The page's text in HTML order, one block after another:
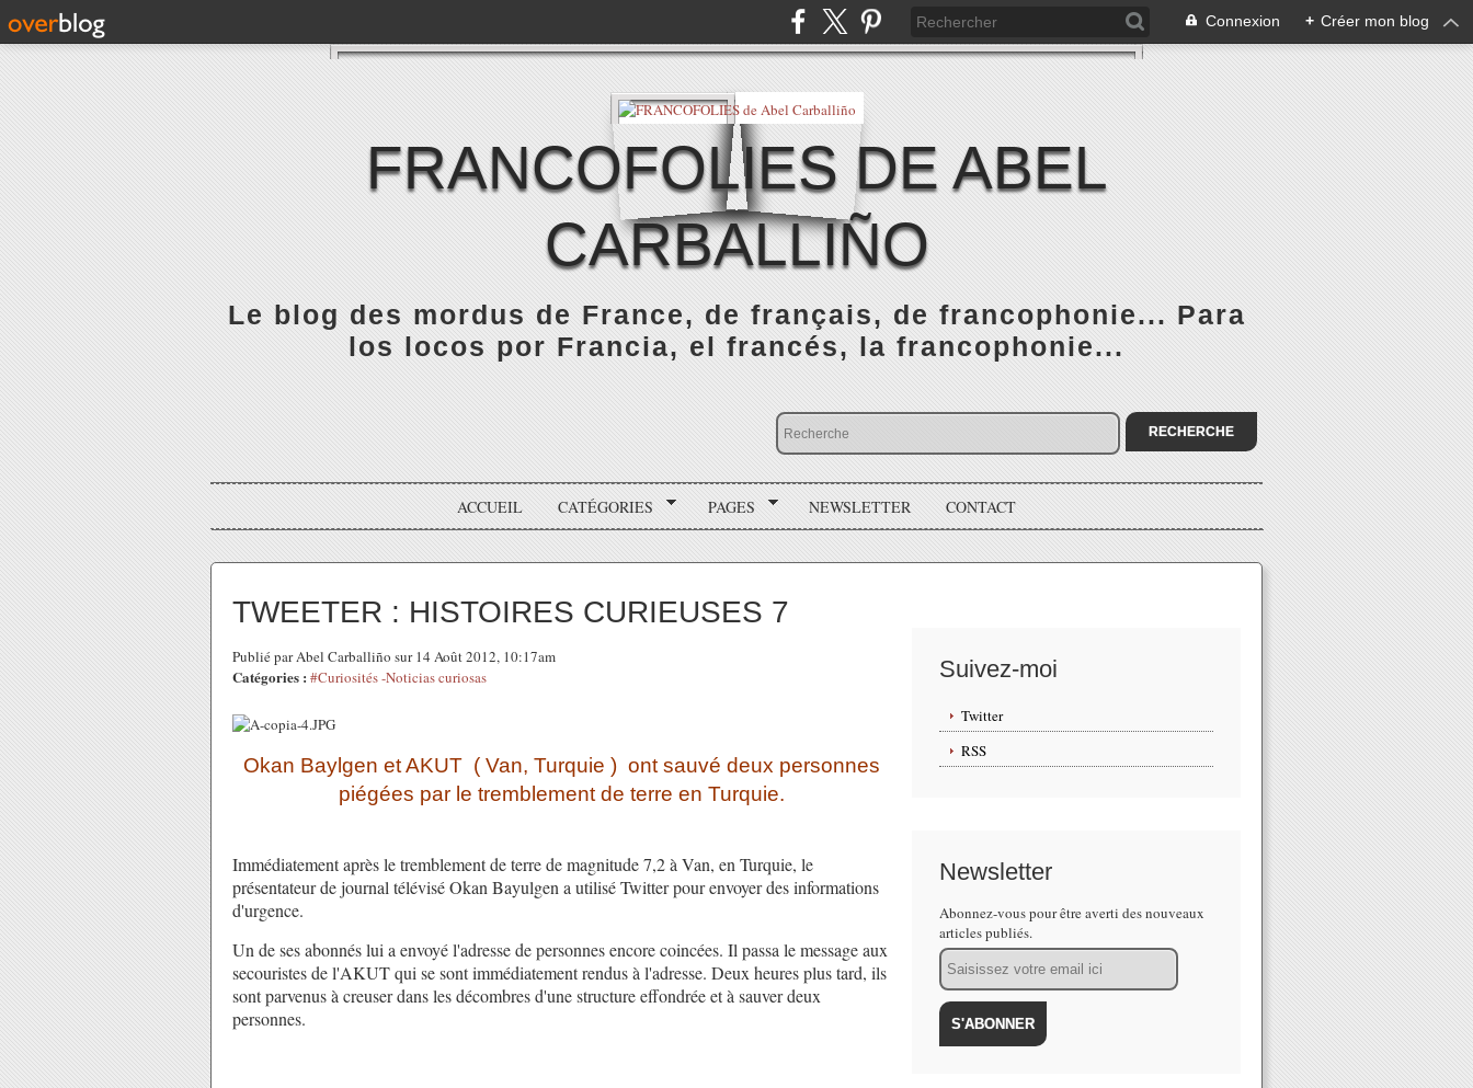
Connexion + Créer mon blog
FRANCOFOLIES DE ABEL
CARBALLIÑO
Le blog des mordus de France, de français, de francophonie... Para
los locos por Francia, el francés, la francophonie...
ACCUEIL CATÉGORIES PAGES NEWSLETTER CONTACT
TWEETER : HISTOIRES CURIEUSES 7
Publié par Abel Carballiño sur 14 Août 2012, 10:17am
Catégories : #Curiosités -Noticias curiosas
Okan Baylgen et AKUT ( Van, Turquie ) ont sauvé deux personnes
piégées par le tremblement de terre en Turquie.
Immédiatement après le tremblement de terre de magnitude 7,2 à Van, en Turquie, le
présentateur de journal télévisé Okan Bayulgen a utilisé Twitter pour envoyer des informations
d'urgence.
Un de ses abonnés lui a envoyé l'adresse de personnes encore coincées. Il passa le message aux
secouristes de l'AKUT qui se sont immédiatement rendus à l'adresse. Deux heures plus tard, ils
sont parvenus à creuser dans les décombres d'une structure effondrée et à sauver deux
personnes.
Suivez-moi
Twitter
RSS
Newsletter
Abonnez-vous pour être averti des nouveaux
articles publiés.
Email